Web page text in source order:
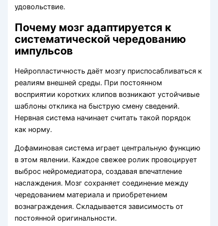
удовольствие.
Почему мозг адаптируется к
систематической чередованию
импульсов
Нейропластичность даёт мозгу приспосабливаться к
реалиям внешней среды. При постоянном
восприятии коротких клипов возникают устойчивые
шаблоны отклика на быструю смену сведений.
Нервная система начинает считать такой порядок
как норму.
Дофаминовая система играет центральную функцию
в этом явлении. Каждое свежее ролик провоцирует
выброс нейромедиатора, создавая впечатление
наслаждения. Мозг сохраняет соединение между
чередованием материала и приобретением
вознаграждения. Складывается зависимость от
постоянной оригинальности.